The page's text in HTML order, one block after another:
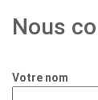
Nous
Votre nom